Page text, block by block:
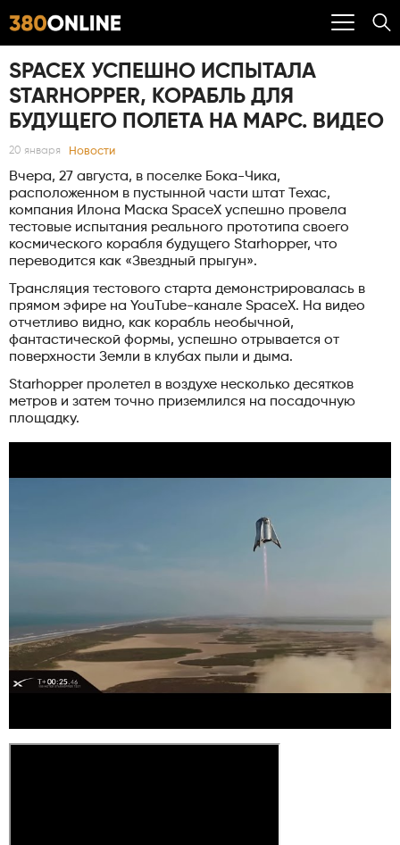
SPACEX УСПЕШНО ИСПЫТАЛА
STARHOPPER, КОРАБЛЬ ДЛЯ
БУДУЩЕГО ПОЛЕТА НА МАРС. ВИДЕО
20 января Новости
Вчера, 27 августа, в поселке Бока-Чика,
расположенном в пустынной части штат Техас,
компания Илона Маска SpaceX успешно провела
тестовые испытания реального прототипа своего
космического корабля будущего Starhopper, что
переводится как «Звездный прыгун».
Трансляция тестового старта демонстрировалась в
прямом эфире на YouTube-канале SpaceX. На видео
отчетливо видно, как корабль необычной,
фантастической формы, успешно отрывается от
поверхности Земли в клубах пыли и дыма.
Starhopper пролетел в воздухе несколько десятков
метров и затем точно приземлился на посадочную
площадку.